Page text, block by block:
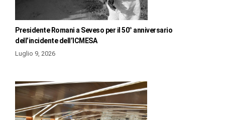
Presidente Romani a Seveso per il 50° anniversario
dell’incidente dell’ICMESA
Luglio 9, 2026